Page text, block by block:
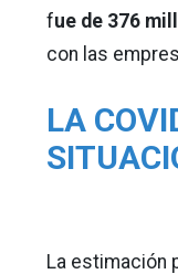
fue de 376
con las
LA
La estimación